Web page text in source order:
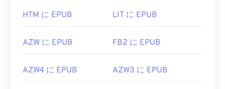
HTM に EPUB LIT に EPUB
AZW に EPUB FB2 に EPUB
AZW4 に EPUB AZW3 に EPUB